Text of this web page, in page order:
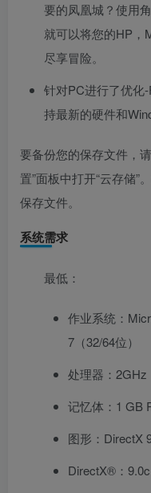
要的凤凰城？使用
就可以将您的HP，
尽享冒险。
针对PC进行了优化
持最新的硬件和
要备份您的保存文件，
置”面板中打开“云存储”
保存文件。
系统需求
最低：
作业系统：
7（32/64位）
处理器：2GHz
记忆体：1 GB
图形：DirectX
DirectX®：9.0c